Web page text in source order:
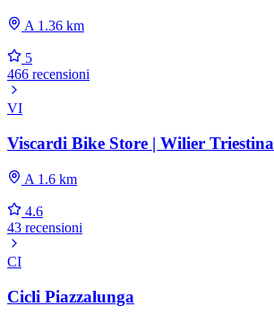
A 1.36 km
5
466 recensioni
VI
Viscardi Bike Store | Wilier Triestina
A 1.6 km
4.6
43 recensioni
CI
Cicli Piazzalunga